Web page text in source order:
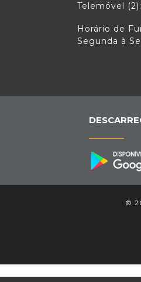
Telemóvel
Horário de
Segunda à
©